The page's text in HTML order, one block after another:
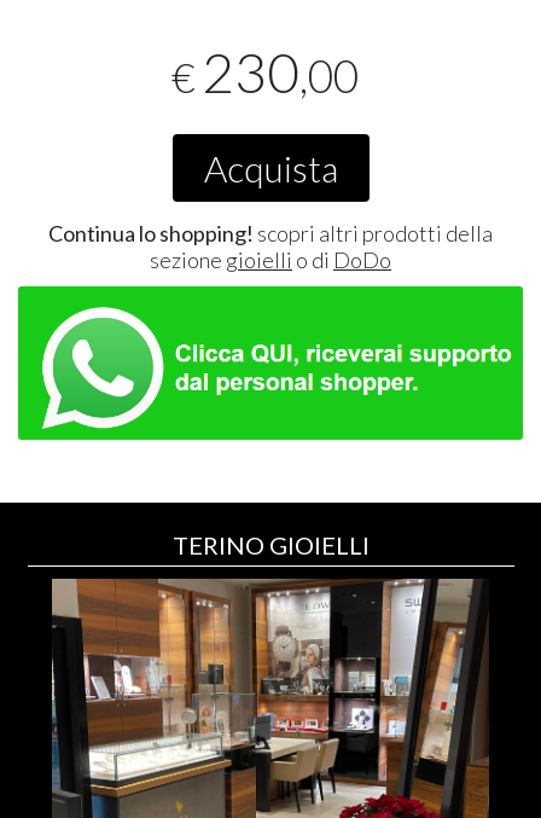
€ 230,00
Acquista
Continua lo shopping! scopri altri prodotti della
sezione gioielli o di DoDo
TERINO GIOIELLI